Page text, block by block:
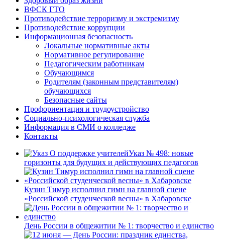
ВФСК ГТО
Противодействие терроризму и экстремизму
Противодействие коррупции
Информационная безопасность
Локальные нормативные акты
Нормативное регулирование
Педагогическим работникам
Обучающимся
Родителям (законным представителям)
обучающихся
Безопасные сайты
Профориентация и трудоустройство
Социально-психологическая служба
Информация в СМИ о колледже
Контакты
Указ № 498: новые
горизонты для будущих и действующих педагогов
Кузин Тимур исполнил гимн на главной сцене
«Российской студенческой весны» в Хабаровске
День России в общежитии № 1: творчество и единство